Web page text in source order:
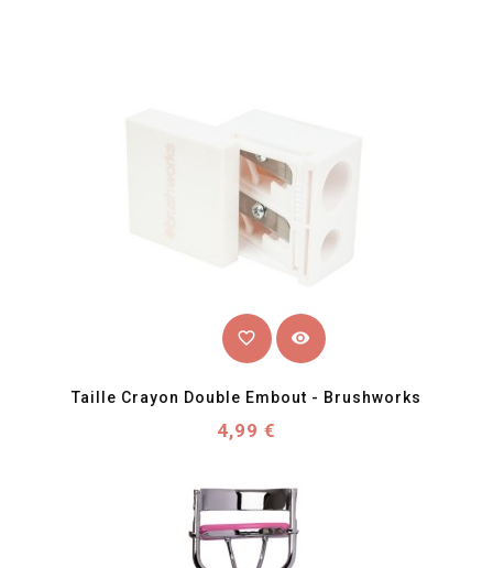
favorite_border visibility
Taille Crayon Double Embout - Brushworks
Prix
4,99 €